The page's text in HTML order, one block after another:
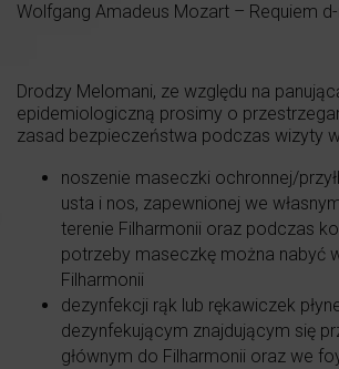
Wolfgang Amadeus Mozart – Requiem d-
Drodzy Melomani, ze względu na
epidemiologiczną prosimy o
zasad bezpieczeństwa podczas wizyty
noszenie maseczki ochronnej/
usta i nos, zapewnionej we
terenie Filharmonii oraz podczas
potrzeby maseczkę można nabyć
Filharmonii
dezynfekcji rąk lub rękawiczek
dezynfekującym znajdującym się
głównym do Filharmonii oraz we